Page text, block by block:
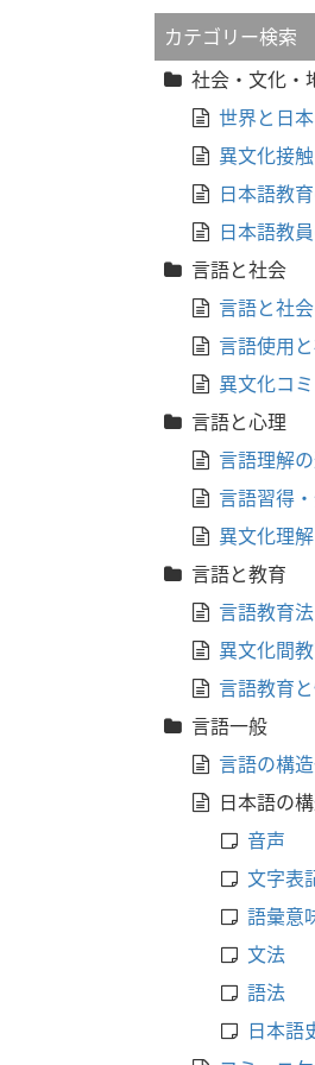
カテゴリー検索
社会・文化・
世界と日本
異文化接触
日本語教
日本語教
言語と社会
言語と社
言語使用
異文化コ
言語と心理
言語理解
言語習得
異文化理
言語と教育
言語教育
異文化間
言語教育
言語一般
言語の構
日本語の
音声
文字表
語彙意
文法
語法
日本語